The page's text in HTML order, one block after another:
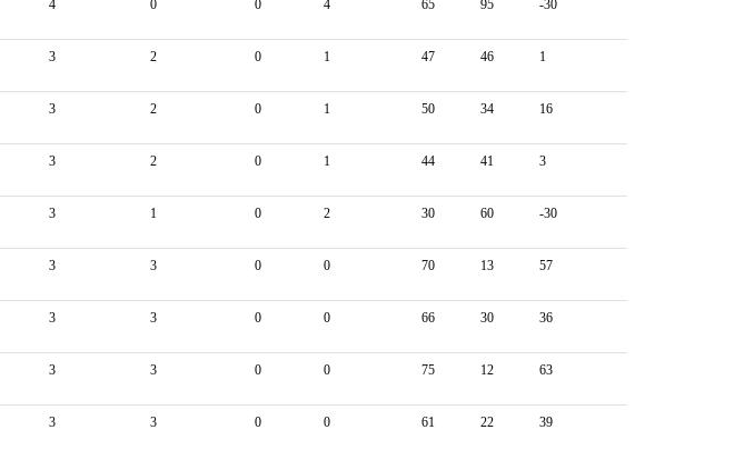
4 0 0 4 65 95 -30
3 2 0 1 47 46 1
3 2 0 1 50 34 16
3 2 0 1 44 41 3
3 1 0 2 30 60 -30
3 3 0 0 70 13 57
3 3 0 0 66 30 36
3 3 0 0 75 12 63
3 3 0 0 61 22 39